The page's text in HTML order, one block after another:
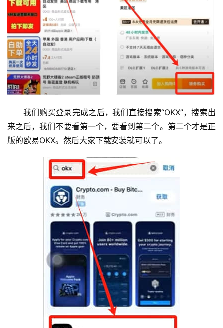
我们购买登录完成之后，我们直接搜索“OKX”，搜索出
来之后，我们不要看第一个，要看到第二个。第二个才是正
版的欧易OKX。然后大家下载安装就可以了。